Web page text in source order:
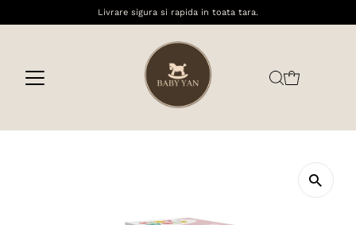
Livrare sigura si rapida in toata tara.